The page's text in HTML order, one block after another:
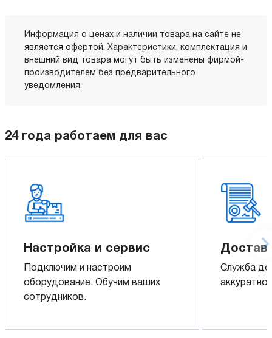
Информация о ценах и наличии товара на сайте не
является офертой. Характеристики, комплектация и
внешний вид товара могут быть изменены фирмой-
производителем без предварительного
уведомления.
24 года работаем для вас
Настройка и сервис
Подключим и настроим
оборудование. Обучим ваших
сотрудников.
Служба
аккуратно